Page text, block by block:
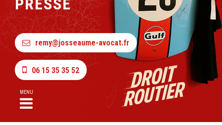
PRESSE
remy@josseaume-avocat.fr
06 15 35 35 52
MENU